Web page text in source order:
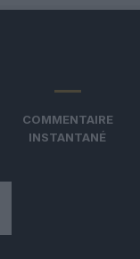
COMMENTAIRE
INSTANTANÉ